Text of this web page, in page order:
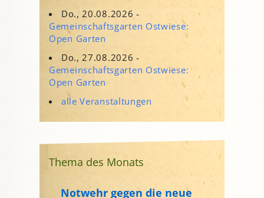
Do., 20.08.2026 -
Gemeinschaftsgarten Ostwiese:
Open Garten
Do., 27.08.2026 -
Gemeinschaftsgarten Ostwiese:
Open Garten
alle Veranstaltungen
Thema des Monats
Notwehr gegen die neue